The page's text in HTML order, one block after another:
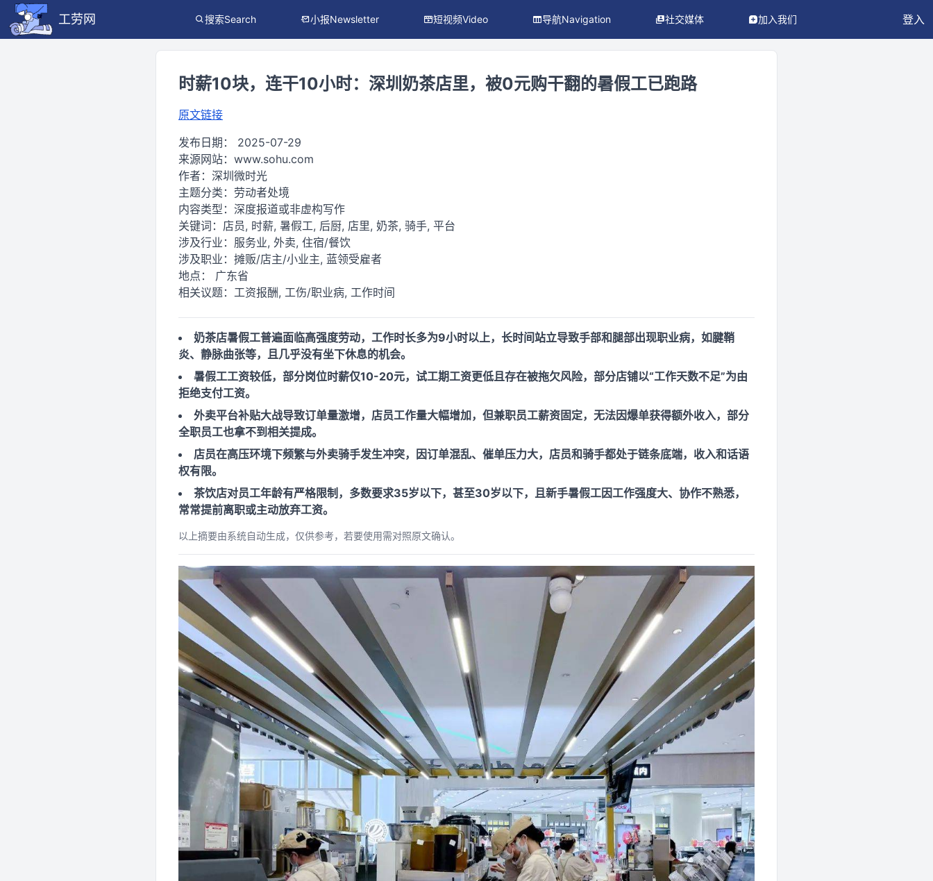
工劳网 搜索Search 小报Newsletter 短视频Video 导航Navigation 社交媒体 加入我们 登入
时薪10块，连干10小时：深圳奶茶店里，被0元购干翻的暑假工已跑路
原文链接
发布日期： 2025-07-29
来源网站： www.sohu.com
作者： 深圳微时光
主题分类： 劳动者处境
内容类型： 深度报道或非虚构写作
关键词： 店员, 时薪, 暑假工, 后厨, 店里, 奶茶, 骑手, 平台
涉及行业： 服务业, 外卖, 住宿/餐饮
涉及职业： 摊贩/店主/小业主, 蓝领受雇者
地点： 广东省
相关议题： 工资报酬, 工伤/职业病, 工作时间
奶茶店暑假工普遍面临高强度劳动，工作时长多为9小时以上，长时间站立导致手部和腿部出现职业病，如腱鞘
炎、静脉曲张等，且几乎没有坐下休息的机会。
暑假工工资较低，部分岗位时薪仅10-20元，试工期工资更低且存在被拖欠风险，部分店铺以“工作天数不足”为由
拒绝支付工资。
外卖平台补贴大战导致订单量激增，店员工作量大幅增加，但兼职员工薪资固定，无法因爆单获得额外收入，部分
全职员工也拿不到相关提成。
店员在高压环境下频繁与外卖骑手发生冲突，因订单混乱、催单压力大，店员和骑手都处于链条底端，收入和话语
权有限。
茶饮店对员工年龄有严格限制，多数要求35岁以下，甚至30岁以下，且新手暑假工因工作强度大、协作不熟悉，
常常提前离职或主动放弃工资。
以上摘要由系统自动生成，仅供参考，若要使用需对照原文确认。